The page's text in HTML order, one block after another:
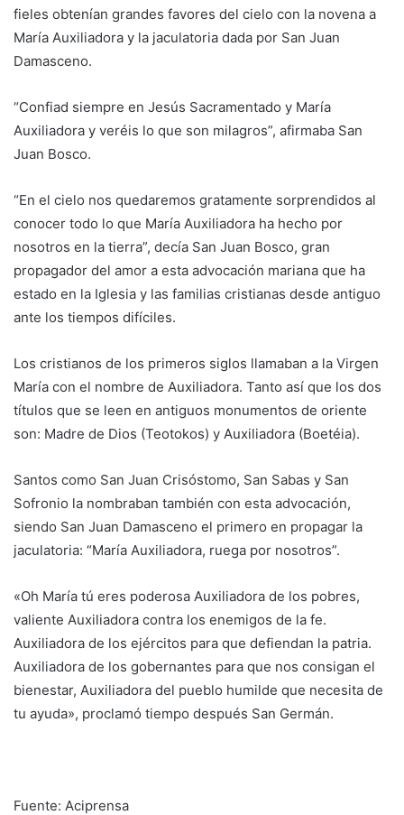
fieles obtenían grandes favores del cielo con la novena a
María Auxiliadora y la jaculatoria dada por San Juan
Damasceno.
“Confiad siempre en Jesús Sacramentado y María
Auxiliadora y veréis lo que son milagros”, afirmaba San
Juan Bosco.
“En el cielo nos quedaremos gratamente sorprendidos al
conocer todo lo que María Auxiliadora ha hecho por
nosotros en la tierra”, decía San Juan Bosco, gran
propagador del amor a esta advocación mariana que ha
estado en la Iglesia y las familias cristianas desde antiguo
ante los tiempos difíciles.
Los cristianos de los primeros siglos llamaban a la Virgen
María con el nombre de Auxiliadora. Tanto así que los dos
títulos que se leen en antiguos monumentos de oriente
son: Madre de Dios (Teotokos) y Auxiliadora (Boetéia).
Santos como San Juan Crisóstomo, San Sabas y San
Sofronio la nombraban también con esta advocación,
siendo San Juan Damasceno el primero en propagar la
jaculatoria: “María Auxiliadora, ruega por nosotros”.
«Oh María tú eres poderosa Auxiliadora de los pobres,
valiente Auxiliadora contra los enemigos de la fe.
Auxiliadora de los ejércitos para que defiendan la patria.
Auxiliadora de los gobernantes para que nos consigan el
bienestar, Auxiliadora del pueblo humilde que necesita de
tu ayuda», proclamó tiempo después San Germán.
Fuente: Aciprensa